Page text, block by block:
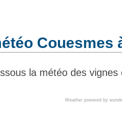
Couesmes
la météo des
Weather powered by